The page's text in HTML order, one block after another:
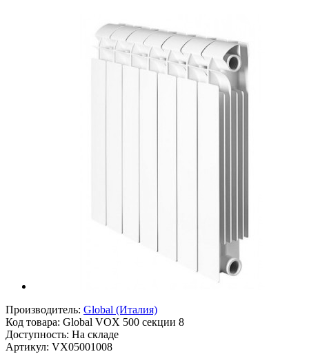
Производитель: Global (Италия)
Код товара: Global VOX 500 секции 8
Доступность: На складе
Артикул: VX05001008